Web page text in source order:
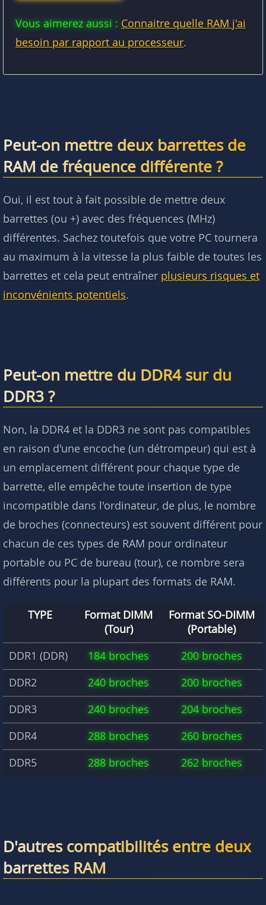
Vous aimerez aussi : Connaitre quelle RAM j'ai
besoin par rapport au processeur.
Peut-on mettre deux barrettes de
RAM de fréquence différente ?
Oui, il est tout à fait possible de mettre deux
barrettes (ou +) avec des fréquences (MHz)
différentes. Sachez toutefois que votre PC tournera
au maximum à la vitesse la plus faible de toutes les
barrettes et cela peut entraîner plusieurs risques et
inconvénients potentiels.
Peut-on mettre du DDR4 sur du
DDR3 ?
Non, la DDR4 et la DDR3 ne sont pas compatibles
en raison d'une encoche (un détrompeur) qui est à
un emplacement différent pour chaque type de
barrette, elle empêche toute insertion de type
incompatible dans l'ordinateur, de plus, le nombre
de broches (connecteurs) est souvent différent pour
chacun de ces types de RAM pour ordinateur
portable ou PC de bureau (tour), ce nombre sera
différents pour la plupart des formats de RAM.
TYPE
Format DIMM
(Tour)
Format SO-DIMM
(Portable)
DDR1 (DDR)
184 broches
200 broches
DDR2
240 broches
200 broches
DDR3
240 broches
204 broches
DDR4
288 broches
260 broches
DDR5
288 broches 262 broches
D'autres compatibilités entre deux
barrettes RAM